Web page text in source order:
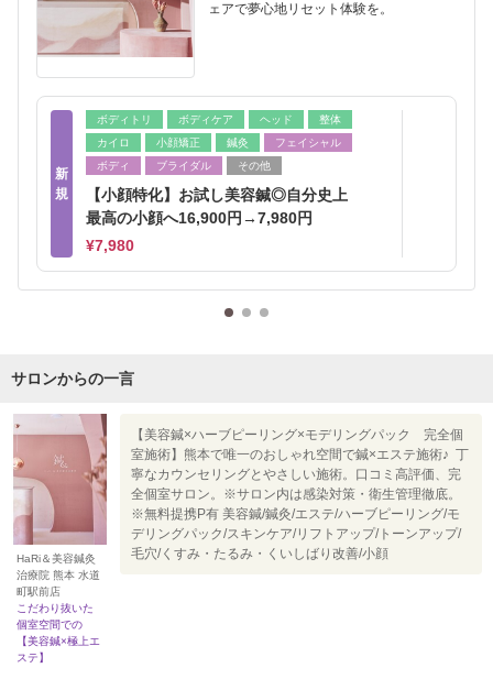
ェアで夢心地リセット体験を。
新
規
ボディトリ ボディケア ヘッド
整体
カイロ
小顔矯正 鍼灸
フェイシャル
ボディ
ブライダル その他
【小顔特化】お試し美容鍼◎自分史上
最高の小顔へ16,900円→7,980円
¥7,980
サロンからの一言
HaRi＆美容鍼灸
治療院 熊本 水道
町駅前店
こだわり抜いた
個室空間での
【美容鍼×極上エ
ステ】
【美容鍼×ハーブピーリング×モデリングパック 完全個
室施術】熊本で唯一のおしゃれ空間で鍼×エステ施術♪ 丁
寧なカウンセリングとやさしい施術。口コミ高評価、完
全個室サロン。※サロン内は感染対策・衛生管理徹底。
※無料提携P有 美容鍼/鍼灸/エステ/ハーブピーリング/モ
デリングパック/スキンケア/リフトアップ/トーンアップ/
毛穴/くすみ・たるみ・くいしばり改善/小顔